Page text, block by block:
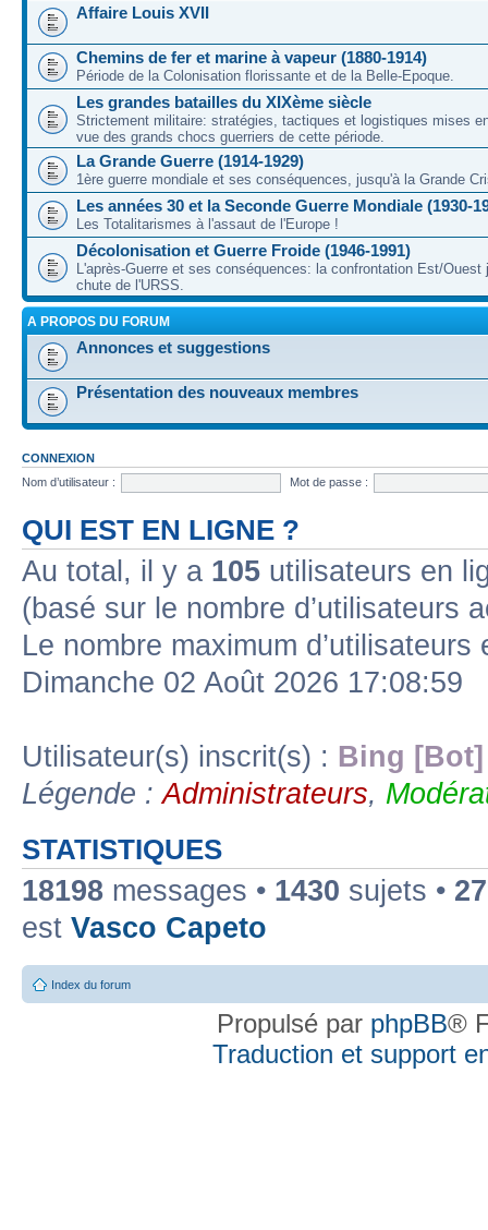
Affaire Louis XVII
Chemins de fer et marine à vapeur (1880-1914)
Période de la Colonisation florissante et de la Belle-Epoque.
Les grandes batailles du XIXème siècle
Strictement militaire: stratégies, tactiques et logistiques mises
vue des grands chocs guerriers de cette période.
La Grande Guerre (1914-1929)
1ère guerre mondiale et ses conséquences, jusqu'à la Grande
Les années 30 et la Seconde Guerre Mondiale (1930-
Les Totalitarismes à l'assaut de l'Europe !
Décolonisation et Guerre Froide (1946-1991)
L'après-Guerre et ses conséquences: la confrontation Est/Ouest
chute de l'URSS.
A PROPOS DU FORUM
Annonces et suggestions
Présentation des nouveaux membres
CONNEXION
Nom d’utilisateur :
Mot de passe :
QUI EST EN LIGNE ?
Au total, il y a 105 utilisateurs en
(basé sur le nombre d’utilisateurs
Le nombre maximum
Dimanche 02 Août 2026 17:08:59
Utilisateur(s) inscrit(s) : Bing [Bot]
Légende :Administrateurs,
STATISTIQUES
18198 messages • 1430 sujets •
est Vasco Capeto
Index du forum
Propulsé par phpBB®
Traduction et support